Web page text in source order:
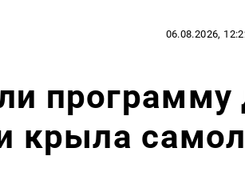
06.08.2026,
программу
крыла